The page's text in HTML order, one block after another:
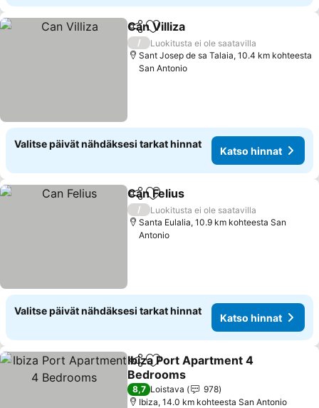
Jaa Lisää suosikkeihin
Can Villiza
/
Luokitusta ei ole saatavilla
Sant Josep de sa Talaia, 10.4 km kohteesta
San Antonio
Valitse päivät nähdäksesi tarkat hinnat
Katso hinnat
Jaa Lisää suosikkeihin
Can Felius
/
Luokitusta ei ole saatavilla
Santa Eulalia, 10.9 km kohteesta San
Antonio
Valitse päivät nähdäksesi tarkat hinnat
Katso hinnat
Jaa Lisää suosikkeihin
Ibiza Port Apartment 4
Bedrooms
Katso hinnat
8,7 Loistava
978
Ibiza, 14.0 km kohteesta San Antonio